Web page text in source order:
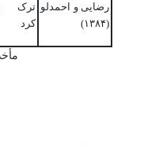
رضایی و احمدلو
(۱۳۸۴)
ترک
کرد